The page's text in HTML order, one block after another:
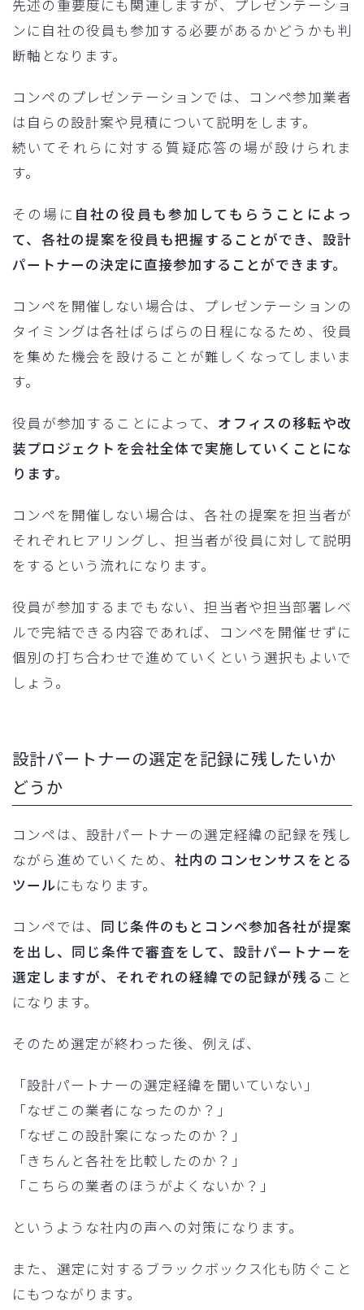
先述の重要度にも関連しますが、プレゼンテーショ
ンに自社の役員も参加する必要があるかどうかも判
断軸となります。
コンペのプレゼンテーションでは、コンペ参加業者
は自らの設計案や見積について説明をします。
続いてそれらに対する質疑応答の場が設けられま
す。
その場に 自社の役員も参加してもらうことによっ
て、各社の提案を役員も把握することができ、設計
パートナーの決定に直接参加することができます。
コンペを開催しない場合は、プレゼンテーションの
タイミングは各社ばらばらの日程になるため、役員
を集めた機会を設けることが難しくなってしまいま
す。
役員が参加することによって、 オフィスの移転や改
装プロジェクトを会社全体で実施していくことにな
ります。
コンペを開催しない場合は、各社の提案を担当者が
それぞれヒアリングし、担当者が役員に対して説明
をするという流れになります。
役員が参加するまでもない、担当者や担当部署レベ
ルで完結できる内容であれば、コンペを開催せずに
個別の打ち合わせで進めていくという選択もよいで
しょう。
設計パートナーの選定を記録に残したいか
どうか
コンペは、設計パートナーの選定経緯の記録を残し
ながら進めていくため、 社内のコンセンサスをとる
ツールにもなります。
コンペでは、 同じ条件のもとコンペ参加各社が提案
を出し、同じ条件で審査をして、設計パートナーを
選定しますが、それぞれの経緯での記録が残る こと
になります。
そのため選定が終わった後、例えば、
「設計パートナーの選定経緯を聞いていない」
「なぜこの業者になったのか？」
「なぜこの設計案になったのか？」
「きちんと各社を比較したのか？」
「こちらの業者のほうがよくないか？」
というような社内の声への対策になります。
また、選定に対するブラックボックス化も防ぐこと
にもつながります。